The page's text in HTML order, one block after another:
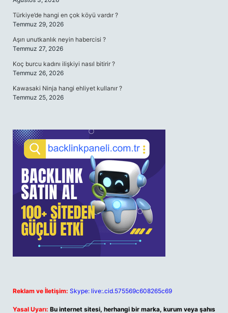
Türkiye’de hangi en çok köyü vardır ?
Temmuz 29, 2026
Aşırı unutkanlık neyin habercisi ?
Temmuz 27, 2026
Koç burcu kadını ilişkiyi nasıl bitirir ?
Temmuz 26, 2026
Kawasaki Ninja hangi ehliyet kullanır ?
Temmuz 25, 2026
Reklam ve İletişim: Skype: live:.cid.575569c608265c69
Yasal Uyarı: Bu internet sitesi, herhangi bir marka, kurum veya şahıs